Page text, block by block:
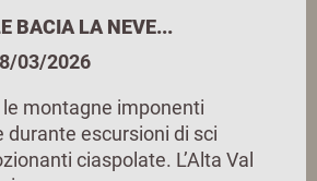
BACIA LA NEVE...
03/2026
montagne imponenti
durante escursioni di sci
ciaspolate. L’Alta Val